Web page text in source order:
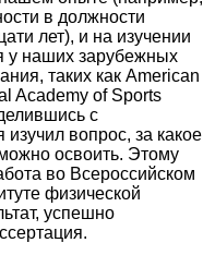
в должности
лет), и на изучении
у наших зарубежных
таких как American
Academy of Sports
с
вопрос, за какое
освоить. Этому
во Всероссийском
физической
успешно